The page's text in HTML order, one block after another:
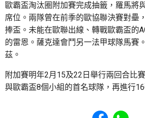
歐霸盃淘汰圈附加賽完成抽籤，羅馬將
席位。兩隊曾在前季的歐協聯決賽對壘
捧盃。未能在歐聯出線、轉戰歐霸盃的
的雷恩。薩克達會鬥另一法甲球隊馬賽
茲。
附加賽明年2月15及22日舉行兩回合比
與歐霸盃8個小組的首名球隊，再進行16
Share toShare